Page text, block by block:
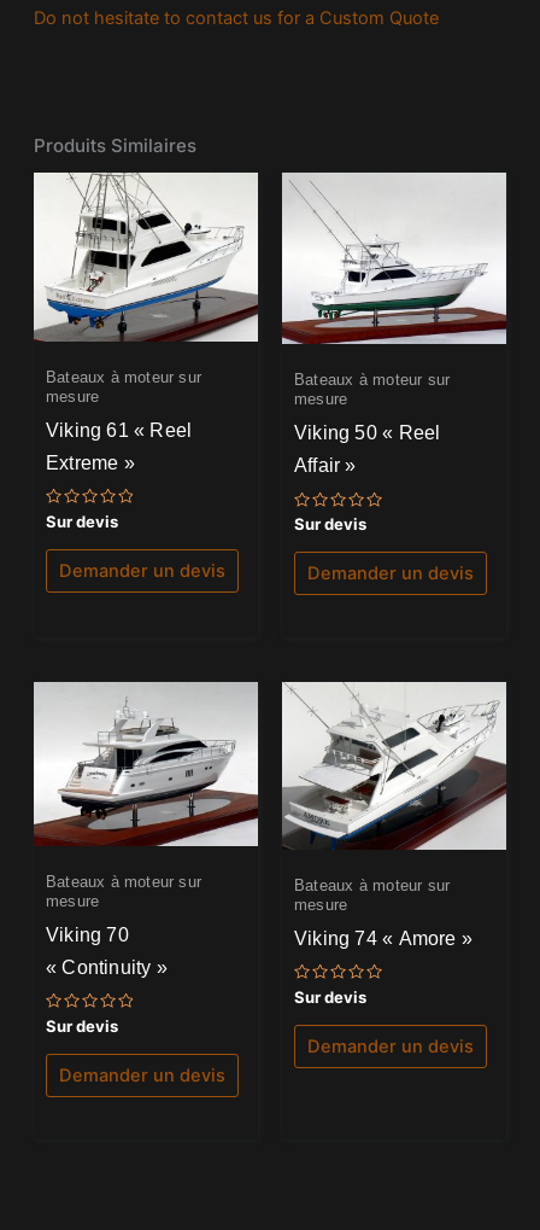
Do not hesitate to contact us for a Custom Quote
Produits Similaires
Bateaux à moteur sur
mesure
Viking 61 « Reel
Extreme »
Note
0
sur
Sur devis
Demander un devis
Bateaux à moteur sur
mesure
Viking 50 « Reel
Affair »
Note
0
sur
Sur devis
Demander un devis
Bateaux à moteur sur
mesure
Viking 70
« Continuity »
Note
0
sur
Sur devis
Demander un devis
Bateaux à moteur sur
mesure
Viking 74 « Amore »
Note
0
sur
Sur devis
Demander un devis